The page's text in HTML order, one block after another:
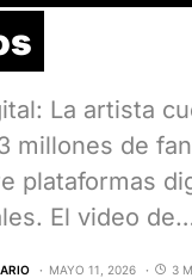
La artista
millones de
plataformas
El video
MAYO 11, 2026 3